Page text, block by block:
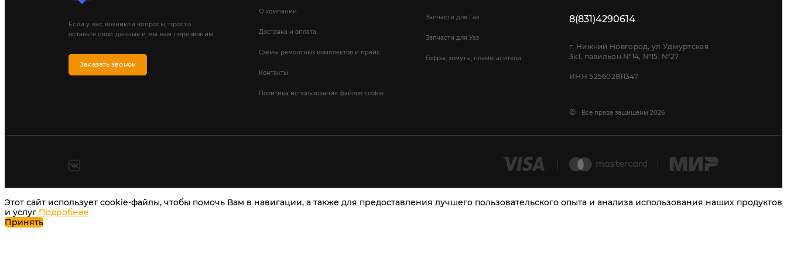
Если у вас возникли вопросы, просто
оставьте свои данные и мы вам перезвоним
Заказать звонок
О компании
Доставка и оплата
Схемы ремонтных комплектов и прайс
Контакты
Политика использования файлов cookie
Запчасти для Газ
Запчасти для Уаз
Гофры, хомуты, пламегасители
8(831)4290614
г. Нижний Новгород, ул Удмуртская
3к1, павильон №14, №15, №27
ИНН 525602811347
© Все права защищены 2026
Этот сайт использует cookie-файлы, чтобы помочь Вам в навигации, а также для предоставления лучшего пользовательского опыта и анализа использования наших продуктов
и услуг Подробнее
Принять